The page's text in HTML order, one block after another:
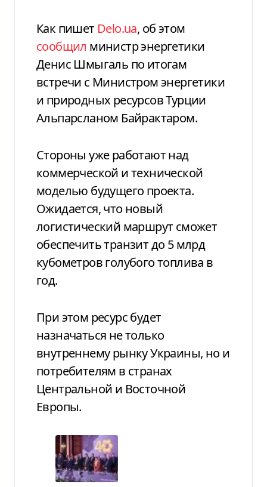
Как пишет Delo.ua, об этом
сообщил министр энергетики
Денис Шмыгаль по итогам
встречи с Министром энергетики
и природных ресурсов Турции
Альпарсланом Байрактаром.
Стороны уже работают над
коммерческой и технической
моделью будущего проекта.
Ожидается, что новый
логистический маршрут сможет
обеспечить транзит до 5 млрд
кубометров голубого топлива в
год.
При этом ресурс будет
назначаться не только
внутреннему рынку Украины, но и
потребителям в странах
Центральной и Восточной
Европы.